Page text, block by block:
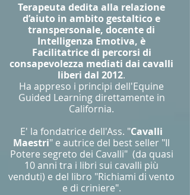
Terapeuta dedita alla relazione
d’aiuto in ambito gestaltico e
transpersonale, docente di
Intelligenza Emotiva, è
Facilitatrice di percorsi di
consapevolezza mediati dai cavalli
liberi dal 2012.
Ha appreso i principi dell'Equine
Guided Learning direttamente in
California.
E' la fondatrice dell'Ass. "Cavalli
Maestri" e autrice del best seller "Il
Potere segreto dei Cavalli" (da quasi
10 anni tra i libri sui cavalli più
venduti) e del libro "Richiami di vento
e di criniere".